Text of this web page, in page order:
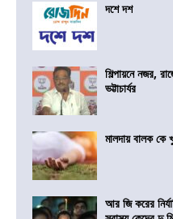
দশে দশ
শিল্পায়নে নজর,
ভট্টাচার্যর
মালদায় বালক কে
আর জি করের